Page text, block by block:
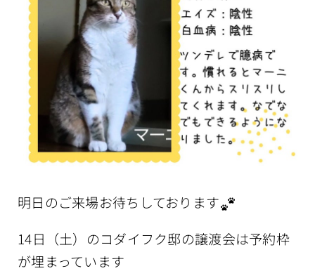
明日のご来場お待ちしております
14日（土）のコダイフク邸の譲渡会は予約枠
が埋まっています